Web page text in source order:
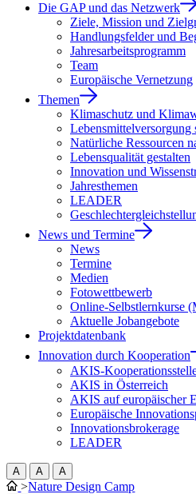
Die GAP und das Netzwerk
Ziele, Mission und
Handlungsfelder und
Jahresarbeitsprogramm
Team
Europäische Vernetzung
Themen
Klimaschutz und
Lebensmittelversorgung
Natürliche Ressourcen
Lebensqualität gestalten
Innovation und
Jahresthemen
LEADER
News und Termine
News
Termine
Medien
Fotowettbewerb
Online-Selbstlernkurse
Aktuelle Jobangebote
Projektdatenbank
Innovation durch Kooperation
AKIS-
AKIS in Österreich
AKIS auf europäischer
Europäische
Innovationsbrokerage
LEADER
A A A
>Nature Design Camp